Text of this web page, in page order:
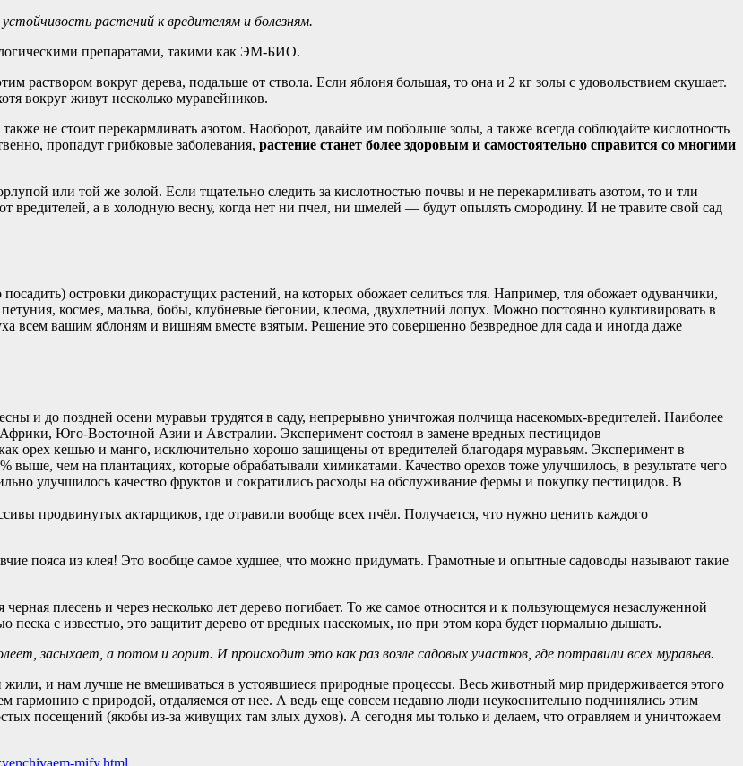
растений к вредителям и болезням.
препаратами, такими как ЭМ-БИО.
раствором вокруг дерева, подальше от ствола. Если яблоня большая, то она и 2 кг золы с удовольствием скушает.
вокруг живут несколько муравейников.
не стоит перекармливать азотом. Наоборот, давайте им побольше золы, а также всегда соблюдайте кислотность
пропадут грибковые заболевания, растение станет более здоровым и самостоятельно справится со многими
или той же золой. Если тщательно следить за кислотностью почвы и не перекармливать азотом, то и тли
вредителей, а в холодную весну, когда нет ни пчел, ни шмелей — будут опылять смородину. И не травите свой сад
островки дикорастущих растений, на которых обожает селиться тля. Например, тля обожает одуванчики,
космея, мальва, бобы, клубневые бегонии, клеома, двухлетний лопух. Можно постоянно культивировать в
всем вашим яблоням и вишням вместе взятым. Решение это совершенно безвредное для сада и иногда даже
и до поздней осени муравьи трудятся в саду, непрерывно уничтожая полчища насекомых-вредителей. Наиболее
Юго-Восточной Азии и Австралии. Эксперимент состоял в замене вредных пестицидов
орех кешью и манго, исключительно хорошо защищены от вредителей благодаря муравьям. Эксперимент в
чем на плантациях, которые обрабатывали химикатами. Качество орехов тоже улучшилось, в результате чего
улучшилось качество фруктов и сократились расходы на обслуживание фермы и покупку пестицидов. В
продвинутых актарщиков, где отравили вообще всех пчёл. Получается, что нужно ценить каждого
пояса из клея! Это вообще самое худшее, что можно придумать. Грамотные и опытные садоводы называют такие
черная плесень и через несколько лет дерево погибает. То же самое относится и к пользующемуся незаслуженной
песка с известью, это защитит дерево от вредных насекомых, но при этом кора будет нормально дышать.
засыхает, а потом и горит. И происходит это как раз возле садовых участков, где потравили всех муравьев.
и нам лучше не вмешиваться в устоявшиеся природные процессы. Весь животный мир придерживается этого
гармонию с природой, отдаляемся от нее. А ведь еще совсем недавно люди неукоснительно подчинялись этим
посещений (якобы из-за живущих там злых духов). А сегодня мы только и делаем, что отравляем и уничтожаем